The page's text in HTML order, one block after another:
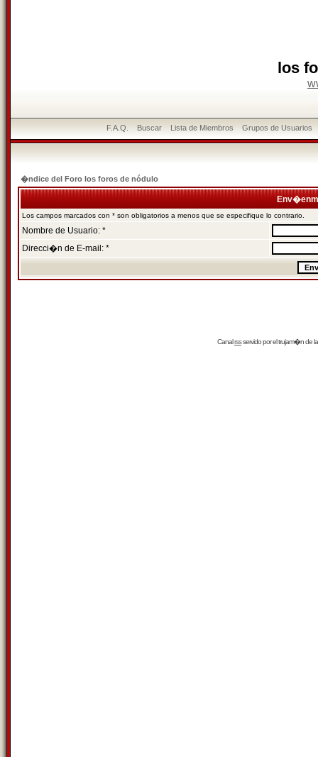
los
F.A.Q. Buscar Lista de Miembros Grupos de Usuarios
�ndice del Foro los foros de nódulo
Los campos marcados con * son obligatorios a menos que se especifique lo contrario.
Nombre de Usuario: *
Direcci�n de E-mail: *
Canalrssservido por eltrujam�nde